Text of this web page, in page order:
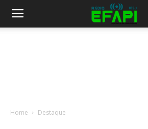
Home Destaque